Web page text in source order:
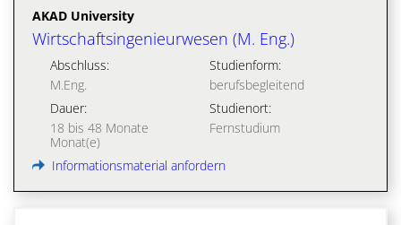
AKAD University
Wirtschaftsingenieurwesen (M. Eng.)
Abschluss:
M.Eng.
Studienform:
berufsbegleitend
Dauer:
18 bis 48 Monate
Monat(e)
Studienort:
Fernstudium
Informationsmaterial anfordern